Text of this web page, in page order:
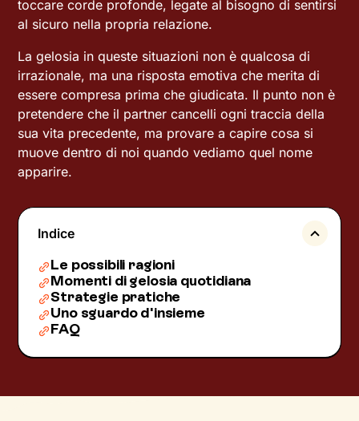
toccare corde profonde, legate al bisogno di sentirsi
al sicuro nella propria relazione.
La gelosia in queste situazioni non è qualcosa di
irrazionale, ma una risposta emotiva che merita di
essere compresa prima che giudicata. Il punto non è
pretendere che il partner cancelli ogni traccia della
sua vita precedente, ma provare a capire cosa si
muove dentro di noi quando vediamo quel nome
apparire.
Indice
Le possibili ragioni
Momenti di gelosia quotidiana
Strategie pratiche
Uno sguardo d'insieme
FAQ